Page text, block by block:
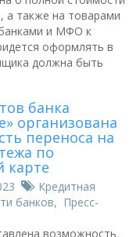
а также на товарами
и МФО к
оформлять в
должна быть
банка
организована
переноса на
по
карте
Кредитная
банков, Пресс-
возможность